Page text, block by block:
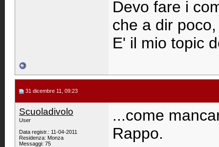
Devo fare i
che a dir
E' il mio topic
31 dicembre 11, 09:23
Scuoladivolo
User
Data registr.: 11-04-2011
Residenza: Monza
Messaggi: 75
...come
Rappo.